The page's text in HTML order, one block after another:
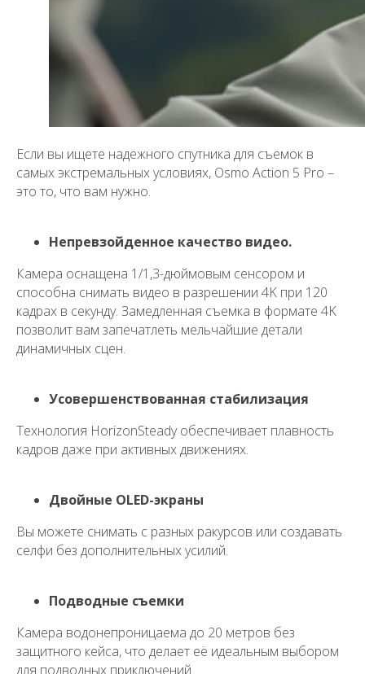
Если вы ищете надежного спутника для съемок в
самых экстремальных условиях, Osmo Action 5 Pro –
это то, что вам нужно.
Непревзойденное качество видео.
Камера оснащена 1/1,3-дюймовым сенсором и
способна снимать видео в разрешении 4K при 120
кадрах в секунду. Замедленная съемка в формате 4K
позволит вам запечатлеть мельчайшие детали
динамичных сцен.
Усовершенствованная стабилизация
Технология HorizonSteady обеспечивает плавность
кадров даже при активных движениях.
Двойные OLED-экраны
Вы можете снимать с разных ракурсов или создавать
селфи без дополнительных усилий.
Подводные съемки
Камера водонепроницаема до 20 метров без
защитного кейса, что делает её идеальным выбором
для подводных приключений.